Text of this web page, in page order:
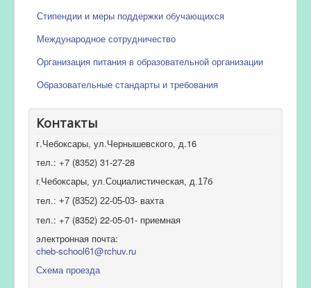
Стипендии и меры поддержки обучающихся
Международное сотрудничество
Организация питания в образовательной организации
Образовательные стандарты и требования
Контакты
г.Чебоксары, ул.Чернышевского, д.16
тел.: +7 (8352) 31-27-28
г.Чебоксары, ул.Социалистическая, д.17б
тел.: +7 (8352) 22-05-03- вахта
тел.: +7 (8352) 22-05-01- приемная
электронная почта:
cheb-school61@rchuv.ru
Схема проезда